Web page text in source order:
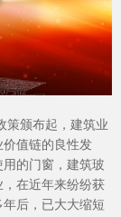
加盟投资
策颁布起，建筑业
值链的良性发
的门窗，建筑玻
在近年来纷纷获
后，已大大缩短